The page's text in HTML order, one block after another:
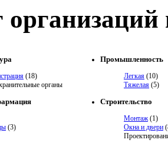
(18)
органы
(3)
Промышленность
Легкая (10)
Тяжелая (5)
Строительство
Монтаж(1)
Окна и двери